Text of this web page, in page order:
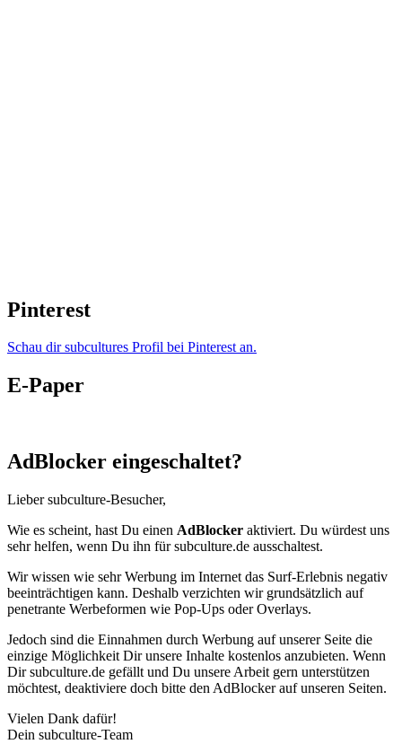
Pinterest
Schau dir subcultures Profil bei Pinterest an.
E-Paper
AdBlocker eingeschaltet?
Lieber subculture-Besucher,
Wie es scheint, hast Du einen AdBlocker aktiviert. Du würdest uns
sehr helfen, wenn Du ihn für subculture.de ausschaltest.
Wir wissen wie sehr Werbung im Internet das Surf-Erlebnis negativ
beeinträchtigen kann. Deshalb verzichten wir grundsätzlich auf
penetrante Werbeformen wie Pop-Ups oder Overlays.
Jedoch sind die Einnahmen durch Werbung auf unserer Seite die
einzige Möglichkeit Dir unsere Inhalte kostenlos anzubieten. Wenn
Dir subculture.de gefällt und Du unsere Arbeit gern unterstützen
möchtest, deaktiviere doch bitte den AdBlocker auf unseren Seiten.
Vielen Dank dafür!
Dein subculture-Team